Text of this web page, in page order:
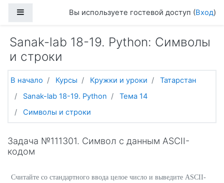
Боковая панельВы используете гостевой доступ (Вход)
Sanak-lab 18-19. Python: Символы
и строки
В начало Курсы Кружки и уроки
Татарстан
Sanak-lab 18-19. Python
Тема 14
Символы и строки
Задача №111301. Символ с данным ASCII-
кодом
Считайте со стандартного ввода целое число и выведите ASCII-